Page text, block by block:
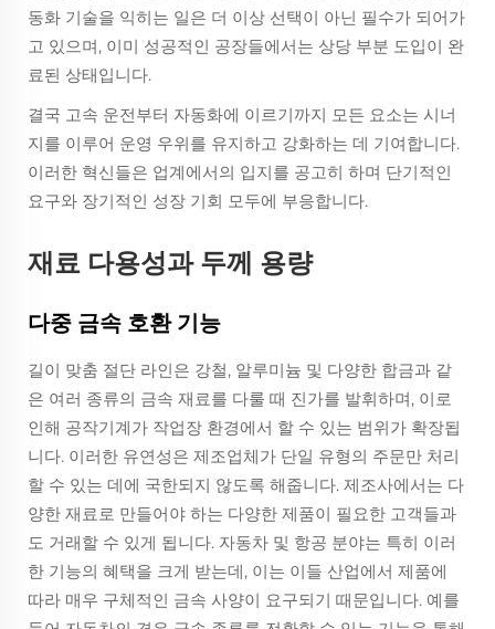
동화 기술을 익히는 일은 더 이상 선택이 아닌 필수가 되어가
고 있으며, 이미 성공적인 공장들에서는 상당 부분 도입이 완
료된 상태입니다.
결국 고속 운전부터 자동화에 이르기까지 모든 요소는 시너
지를 이루어 운영 우위를 유지하고 강화하는 데 기여합니다.
이러한 혁신들은 업계에서의 입지를 공고히 하며 단기적인
요구와 장기적인 성장 기회 모두에 부응합니다.
재료 다용성과 두께 용량
다중 금속 호환 기능
길이 맞춤 절단 라인은 강철, 알루미늄 및 다양한 합금과 같
은 여러 종류의 금속 재료를 다룰 때 진가를 발휘하며, 이로
인해 공작기계가 작업장 환경에서 할 수 있는 범위가 확장됩
니다. 이러한 유연성은 제조업체가 단일 유형의 주문만 처리
할 수 있는 데에 국한되지 않도록 해줍니다. 제조사에서는 다
양한 재료로 만들어야 하는 다양한 제품이 필요한 고객들과
도 거래할 수 있게 됩니다. 자동차 및 항공 분야는 특히 이러
한 기능의 혜택을 크게 받는데, 이는 이들 산업에서 제품에
따라 매우 구체적인 금속 사양이 요구되기 때문입니다. 예를